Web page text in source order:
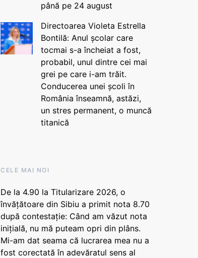
până pe 24 august
Directoarea Violeta Estrella
Bontilă: Anul școlar care
tocmai s-a încheiat a fost,
probabil, unul dintre cei mai
grei pe care i-am trăit.
Conducerea unei școli în
România înseamnă, astăzi,
un stres permanent, o muncă
titanică
CELE MAI NOI
De la 4.90 la Titularizare 2026, o
învățătoare din Sibiu a primit nota 8.70
după contestație: Când am văzut nota
inițială, nu mă puteam opri din plâns.
Mi-am dat seama că lucrarea mea nu a
fost corectată în adevăratul sens al